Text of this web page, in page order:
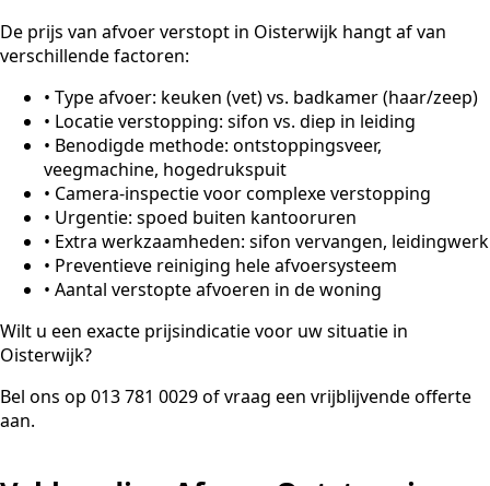
De prijs van afvoer verstopt in Oisterwijk hangt af van
verschillende factoren:
• Type afvoer: keuken (vet) vs. badkamer (haar/zeep)
• Locatie verstopping: sifon vs. diep in leiding
• Benodigde methode: ontstoppingsveer,
veegmachine, hogedrukspuit
• Camera-inspectie voor complexe verstopping
• Urgentie: spoed buiten kantooruren
• Extra werkzaamheden: sifon vervangen, leidingwerk
• Preventieve reiniging hele afvoersysteem
• Aantal verstopte afvoeren in de woning
Wilt u een exacte prijsindicatie voor uw situatie in
Oisterwijk?
Bel ons op 013 781 0029 of vraag een vrijblijvende offerte
aan.